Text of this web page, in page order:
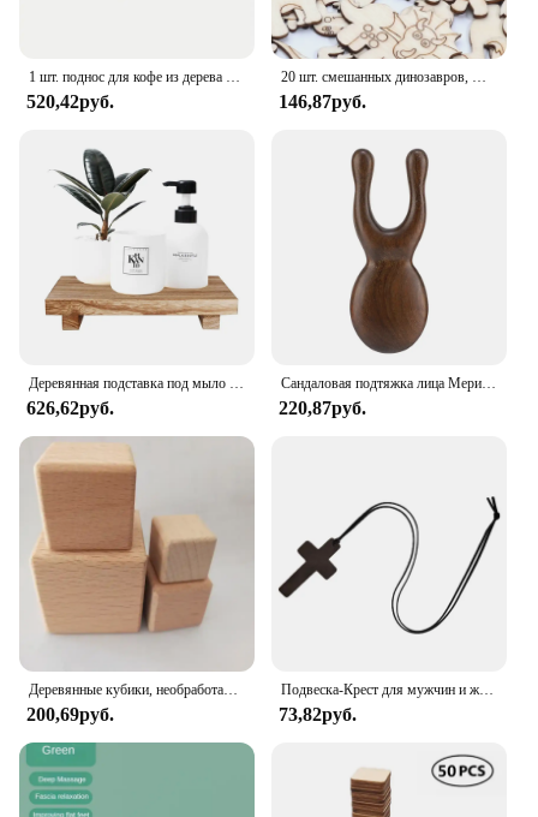
1 шт. поднос для кофе из дерева акации, подносы для чашек для еды, декоративный деревянный поднос, бамбуковый поднос для десерта, поднос для чая Gongfu, кухонные аксессуары для хранения
520,42руб.
20 шт. смешанных динозавров, Мультяшные фотообои, DIY ремесла, деревянные украшения, домашний декор
146,87руб.
Деревянная подставка под мыло для ванной комнаты, кухни, деревянная подставка для мыла, поднос для столешницы, Декор, деревенский подсвечник, держатель для демонстрации растений
626,62руб.
Сандаловая подтяжка лица Меридиан расческа массажер для глаз носа ушей шеи стимулирует циркуляцию крови ТРИГГЕРНАЯ точка гуаша доска
220,87руб.
Деревянные кубики, необработанные Пустые Квадратные деревянные блоки из березы, для рисования и украшения, изготовления пазлов, ремесленных и проектов «сделай сам»
200,69руб.
Подвеска-Крест для мужчин и женщин, украшение из натурального дерева, христианские кресты, подходит для ювелирных изделий, проектов, декора
73,82руб.